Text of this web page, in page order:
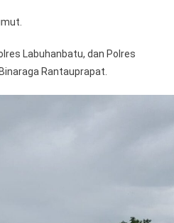
Labuhanbatu, dan Polres
Rantauprapat.